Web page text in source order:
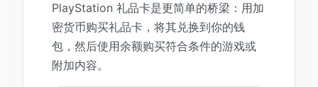
PlayStation 礼品卡是更简单的桥梁：用加
密货币购买礼品卡，将其兑换到你的钱
包，然后使用余额购买符合条件的游戏或
附加内容。